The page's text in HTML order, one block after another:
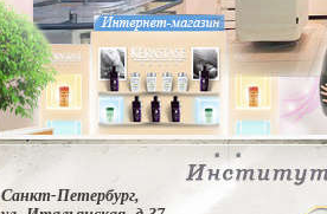
Санкт-Петербург,